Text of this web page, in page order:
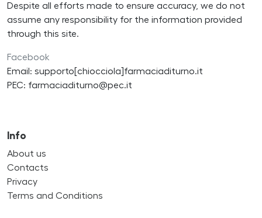
Despite all efforts made to ensure accuracy, we do not
assume any responsibility for the information provided
through this site.
Facebook
Email: supporto[chiocciola]farmaciaditurno.it
PEC: farmaciaditurno@pec.it
Info
About us
Contacts
Privacy
Terms and Conditions